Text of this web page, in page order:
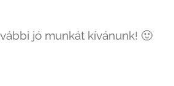
jó munkát kívánunk! 🙂